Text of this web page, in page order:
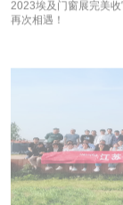
Time
2023-04-21
拥抱春天.快乐团
2023年度倍科装饰材